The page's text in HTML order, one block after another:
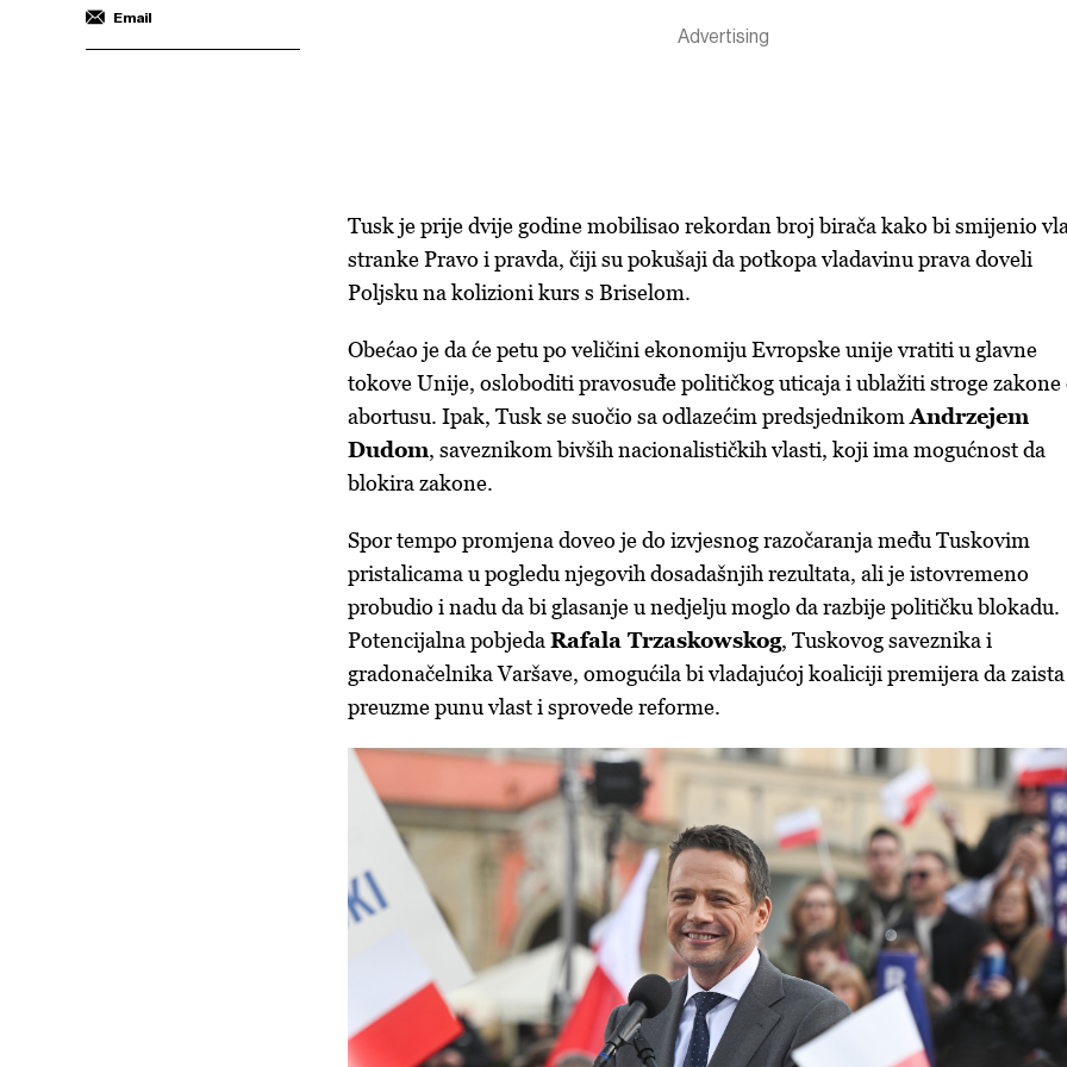
Email
Tusk je prije dvije godine mobilisao rekordan broj birača kako bi smijenio
stranke Pravo i pravda, čiji su pokušaji da potkopa vladavinu prava doveli
Poljsku na kolizioni kurs s Briselom.
Obećao je da će petu po veličini ekonomiju Evropske unije vratiti u glavne
tokove Unije, osloboditi pravosuđe političkog uticaja i ublažiti stroge zakone
abortusu. Ipak, Tusk se suočio sa odlazećim predsjednikom Andrzejem
Dudom, saveznikom bivših nacionalističkih vlasti, koji ima mogućnost da
blokira zakone.
Spor tempo promjena doveo je do izvjesnog razočaranja među Tuskovim
pristalicama u pogledu njegovih dosadašnjih rezultata, ali je istovremeno
probudio i nadu da bi glasanje u nedjelju moglo da razbije političku blokadu.
Potencijalna pobjeda Rafala Trzaskowskog, Tuskovog saveznika i
gradonačelnika Varšave, omogućila bi vladajućoj koaliciji premijera da zaista
preuzme punu vlast i sprovede reforme.